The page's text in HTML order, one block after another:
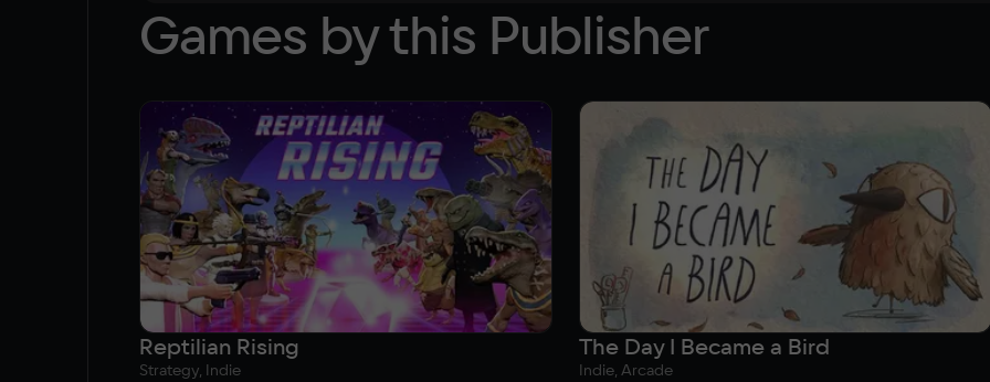
Games by this Publisher
Reptilian Rising
Strategy, Indie
The Day I Became a Bird
Indie, Arcade